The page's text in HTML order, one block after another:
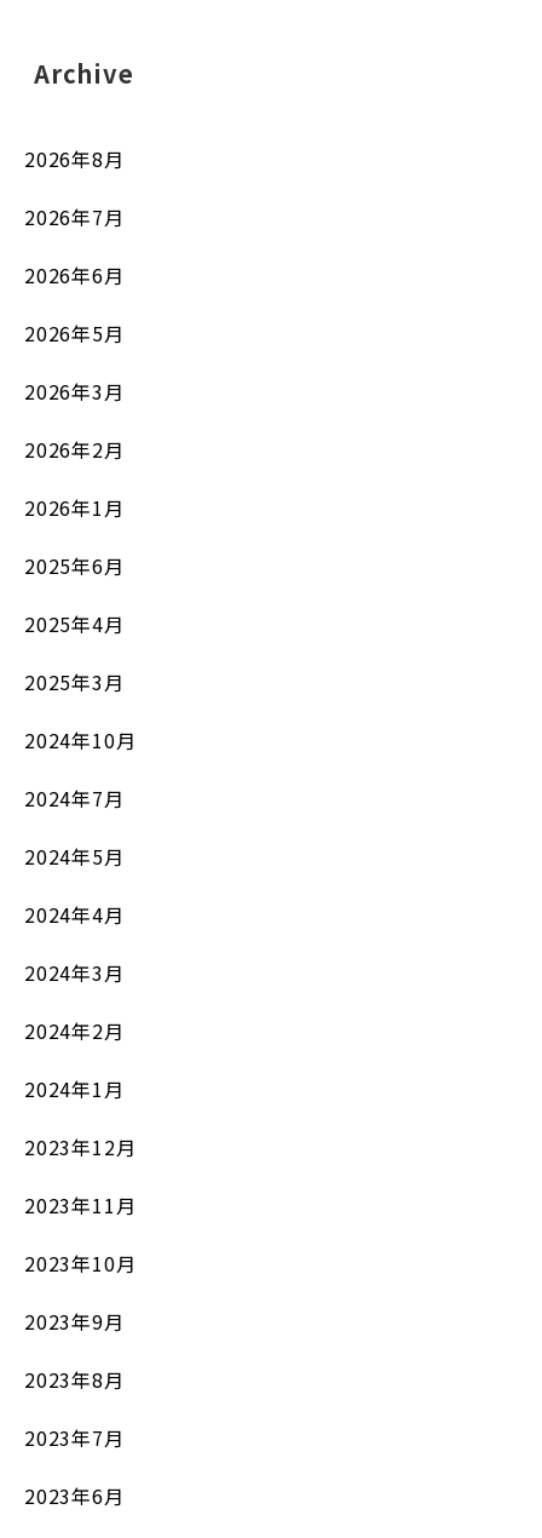
Archive
2026年8月
2026年7月
2026年6月
2026年5月
2026年3月
2026年2月
2026年1月
2025年6月
2025年4月
2025年3月
2024年10月
2024年7月
2024年5月
2024年4月
2024年3月
2024年2月
2024年1月
2023年12月
2023年11月
2023年10月
2023年9月
2023年8月
2023年7月
2023年6月